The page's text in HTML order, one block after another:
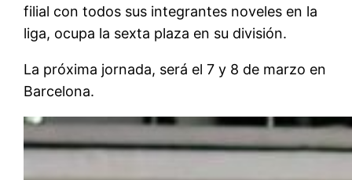
filial con todos sus integrantes noveles en la
liga, ocupa la sexta plaza en su división.
La próxima jornada, será el 7 y 8 de marzo en
Barcelona.